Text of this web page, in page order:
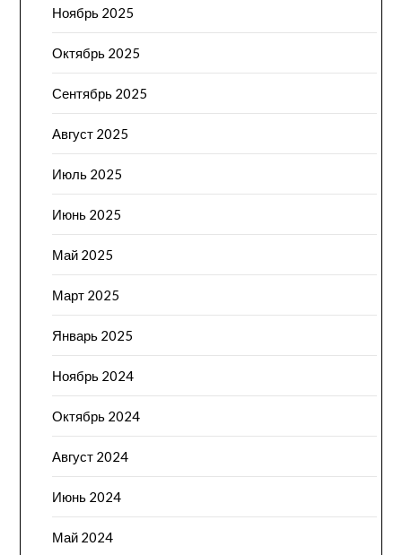
Ноябрь 2025
Октябрь 2025
Сентябрь 2025
Август 2025
Июль 2025
Июнь 2025
Май 2025
Март 2025
Январь 2025
Ноябрь 2024
Октябрь 2024
Август 2024
Июнь 2024
Май 2024